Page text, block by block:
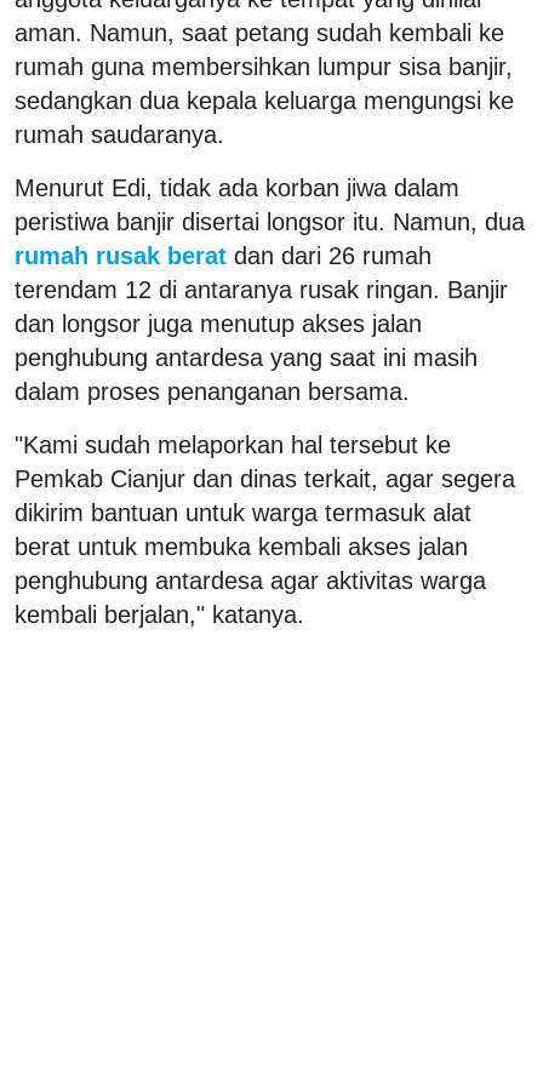
aman. Namun, saat petang sudah kembali ke
rumah guna membersihkan lumpur sisa banjir,
sedangkan dua kepala keluarga mengungsi ke
rumah saudaranya.
Menurut Edi, tidak ada korban jiwa dalam
peristiwa banjir disertai longsor itu. Namun, dua
rumah rusak berat dan dari 26 rumah
terendam 12 di antaranya rusak ringan. Banjir
dan longsor juga menutup akses jalan
penghubung antardesa yang saat ini masih
dalam proses penanganan bersama.
"Kami sudah melaporkan hal tersebut ke
Pemkab Cianjur dan dinas terkait, agar segera
dikirim bantuan untuk warga termasuk alat
berat untuk membuka kembali akses jalan
penghubung antardesa agar aktivitas warga
kembali berjalan," katanya.